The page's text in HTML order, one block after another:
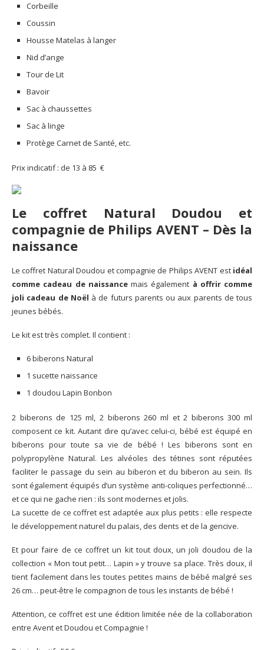
Corbeille
Coussin
Housse Matelas à langer
Nid d’ange
Tour de Lit
Bavoir
Sac à chaussettes
Sac à linge
Protège Carnet de Santé, etc.
Prix indicatif : de 13 à 85 €
Le coffret Natural Doudou et
compagnie de Philips AVENT – Dès la
naissance
Le coffret Natural Doudou et compagnie de Philips AVENT est idéal
comme cadeau de naissance mais également à offrir comme
joli cadeau de Noël à de futurs parents ou aux parents de tous
jeunes bébés.
Le kit est très complet. Il contient :
6 biberons Natural
1 sucette naissance
1 doudou Lapin Bonbon
2 biberons de 125 ml, 2 biberons 260 ml et 2 biberons 300 ml
composent ce kit. Autant dire qu’avec celui-ci, bébé est équipé en
biberons pour toute sa vie de bébé ! Les biberons sont en
polypropylène Natural. Les alvéoles des tétines sont réputées
faciliter le passage du sein au biberon et du biberon au sein. Ils
sont également équipés d’un système anti-coliques perfectionné…
et ce qui ne gache rien : ils sont modernes et jolis.
La sucette de ce coffret est adaptée aux plus petits : elle respecte
le développement naturel du palais, des dents et de la gencive.
Et pour faire de ce coffret un kit tout doux, un joli doudou de la
collection « Mon tout petit… Lapin » y trouve sa place. Très doux, il
tient facilement dans les toutes petites mains de bébé malgré ses
26 cm… peut-être le compagnon de tous les instants de bébé !
Attention, ce coffret est une édition limitée née de la collaboration
entre Avent et Doudou et Compagnie !